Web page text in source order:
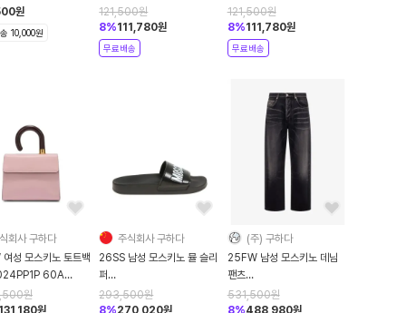
원
10,000원
BLACK
121,500원
8%111,780원
무료배송
BLUE
121,500원
8%111,780원
무료배송
회사 구하다
성 모스키노 토트백
60A
원
원
주식회사 구하다
26SS 남성 모스키노 뮬 슬리
퍼
MB28022G0P262MUG10
000 NERO BIANCO
293,500원
8%270,020원
(주) 구하다
25FW 남성 모스키노 데님
팬츠
AEF252ZZ03095222AEF0555
Black DOM
531,500원
8%488,980원